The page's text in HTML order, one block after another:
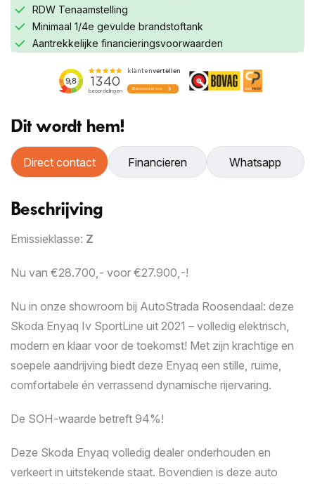
Inruilwaarde
Snelle waardebepaling
1 2 3
Autogegevens
zo nauwkeurig mogelijk beeld te krijgen van de staat
duidelijke foto’s van zowel het interieur als het
exterieur, inclusief eventuele schades, gereed hebt.
Deze kunt u uploaden in stap 2. Zodra alle
benodigde informatie en scherpe foto’s zijn
toegevoegd, ontvangt u op werkdagen binnen 24
RDW Tenaamstelling
Minimaal 1/4e gevulde brandstoftank
Aantrekkelijke financieringsvoorwaarden
Dit wordt hem!
Direct contact Financieren Whatsapp
Beschrijving
Emissieklasse: Z
Nu van €28.700,- voor €27.900,-!
Nu in onze showroom bij AutoStrada Roosendaal: deze
Skoda Enyaq Iv SportLine uit 2021 – volledig elektrisch,
modern en klaar voor de toekomst! Met zijn krachtige en
soepele aandrijving biedt deze Enyaq een stille, ruime,
comfortabele én verrassend dynamische rijervaring.
De SOH-waarde betreft 94%!
Deze Skoda Enyaq volledig dealer onderhouden en
verkeert in uitstekende staat. Bovendien is deze auto